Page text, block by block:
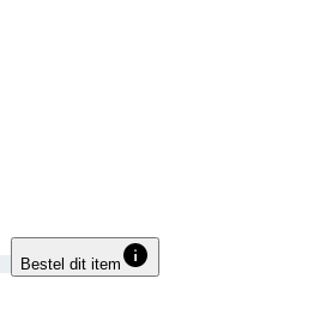
Bestel dit item